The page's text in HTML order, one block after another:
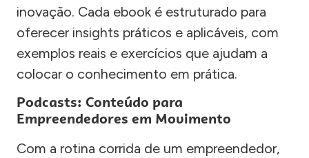
inovação. Cada ebook é estruturado para
oferecer insights práticos e aplicáveis, com
exemplos reais e exercícios que ajudam a
colocar o conhecimento em prática.
Podcasts: Conteúdo para
Empreendedores em Movimento
Com a rotina corrida de um empreendedor,